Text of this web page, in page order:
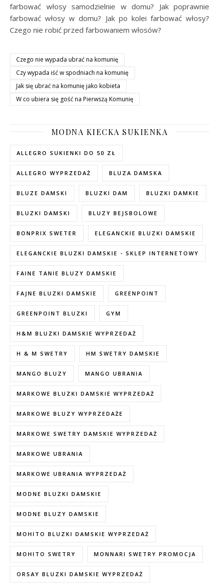
farbować włosy samodzielnie w domu? Jak poprawnie
farbować włosy w domu? Jak po kolei farbować włosy?
Czego nie robić przed farbowaniem włosów?
Czego nie wypada ubrać na komunię
Czy wypada iść w spodniach na komunię
Jak się ubrać na komunię jako kobieta
W co ubiera się gość na Pierwszą Komunię
MODNA KIECKA SUKIENKA
ALLEGRO SUKIENKI DO 50 ZŁ
ALLEGRO WYPRZEDAŻ BLUZA DAMSKA
BLUZE DAMSKI BLUZKI DAM BLUZKI DAMKIE
BLUZKI DAMSKI BLUZY BEJSBOLOWE
BONPRIX SWETER ELEGANCKIE BLUZKI DAMSKIE
ELEGANCKIE BLUZKI DAMSKIE - SKLEP INTERNETOWY
FAINE TANIE BLUZY DAMSKIE
FAJNE BLUZKI DAMSKIE GREENPOINT
GREENPOINT BLUZKI GYM
H&M BLUZKI DAMSKIE WYPRZEDAŻ
H & M SWETRY HM SWETRY DAMSKIE
MANGO BLUZY MANGO UBRANIA
MARKOWE BLUZKI DAMSKIE WYPRZEDAŻ
MARKOWE BLUZY WYPRZEDAŻE
MARKOWE SWETRY DAMSKIE WYPRZEDAŻ
MARKOWE UBRANIA
MARKOWE UBRANIA WYPRZEDAŻ
MODNE BLUZKI DAMSKIE
MODNE BLUZY DAMSKIE
MOHITO BLUZKI DAMSKIE WYPRZEDAŻ
MOHITO SWETRY MONNARI SWETRY PROMOCJA
ORSAY BLUZKI DAMSKIE WYPRZEDAŻ